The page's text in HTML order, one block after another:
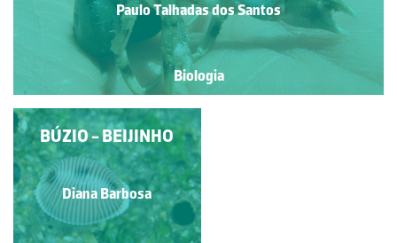
Paulo Talhadas dos Santos
Biologia
CRACAS E BÚZIOS
Diana Barbosa
BÚZIO - BEIJINHO
Diana Barbosa